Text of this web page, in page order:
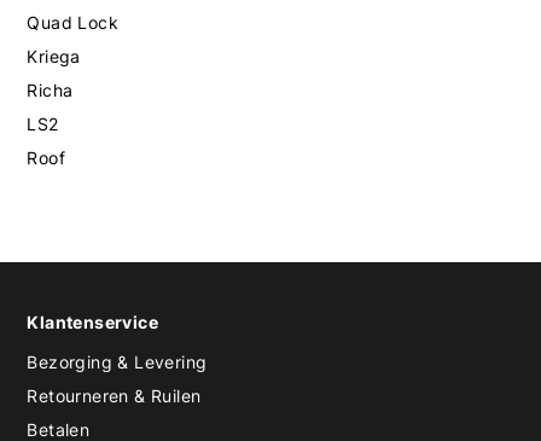
Quad Lock
Kriega
Richa
LS2
Roof
Klantenservice
Bezorging & Levering
Retourneren & Ruilen
Betalen